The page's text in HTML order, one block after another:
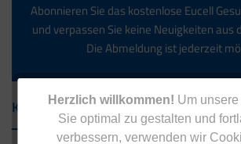
Herzlich willkommen! Um
Sie optimal zu gestalten und
verbessern, verwenden wir
Abonnieren Sie das kostenlose Eucell
und verpassen Sie keine Neuigkeiten aus
Die Abmeldung ist jederzeit
Kontakt